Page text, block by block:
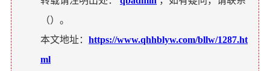
（）。
本文地址： https://www.qhhblyw.com/bllw/1287.ht
ml